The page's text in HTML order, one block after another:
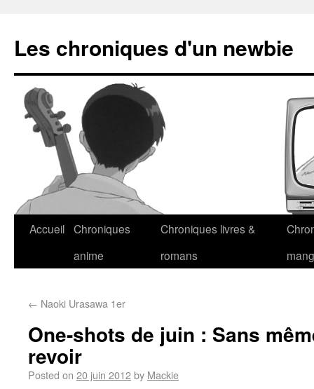
Les chroniques d'un newbie
Accueil Chroniques
anime
Chroniques livres &
romans
← Naoki Urasawa 1er
One-shots de juin : Sans
revoir
Posted on 20 juin 2012by Mackie